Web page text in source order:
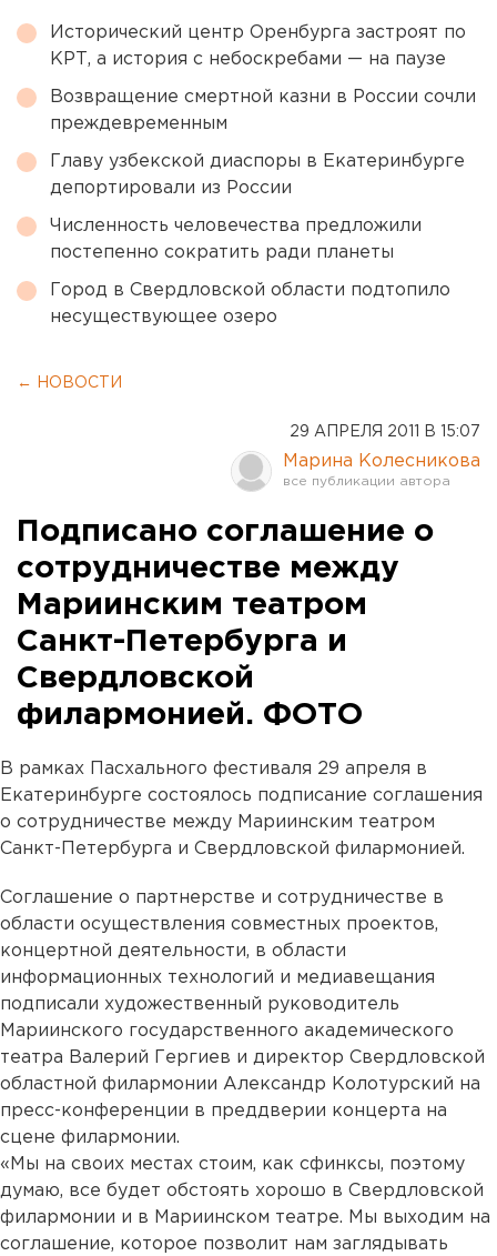
Исторический центр Оренбурга застроят по
КРТ, а история с небоскребами — на паузе
Возвращение смертной казни в России сочли
преждевременным
Главу узбекской диаспоры в Екатеринбурге
депортировали из России
Численность человечества предложили
постепенно сократить ради планеты
Город в Свердловской области подтопило
несуществующее озеро
← НОВОСТИ
29 АПРЕЛЯ 2011 В 15:07
Марина Колесникова
Подписано соглашение о
сотрудничестве между
Мариинским театром
Санкт-Петербурга и
Свердловской
филармонией. ФОТО
В рамках Пасхального фестиваля 29 апреля в
Екатеринбурге состоялось подписание соглашения
о сотрудничестве между Мариинским театром
Санкт-Петербурга и Свердловской филармонией.
Соглашение о партнерстве и сотрудничестве в
области осуществления совместных проектов,
концертной деятельности, в области
информационных технологий и медиавещания
подписали художественный руководитель
Мариинского государственного академического
театра Валерий Гергиев и директор Свердловской
областной филармонии Александр Колотурский на
пресс-конференции в преддверии концерта на
сцене филармонии.
«Мы на своих местах стоим, как сфинксы, поэтому
думаю, все будет обстоять хорошо в Свердловской
филармонии и в Мариинском театре. Мы выходим на
соглашение, которое позволит нам заглядывать